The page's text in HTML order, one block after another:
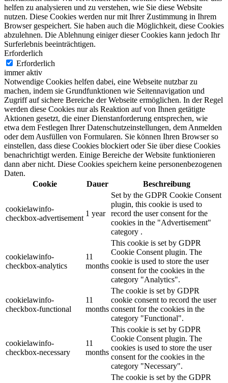
helfen zu analysieren und zu verstehen, wie Sie diese Website
nutzen. Diese Cookies werden nur mit Ihrer Zustimmung in Ihrem
Browser gespeichert. Sie haben auch die Möglichkeit, diese Cookies
abzulehnen. Die Ablehnung einiger dieser Cookies kann jedoch Ihr
Surferlebnis beeinträchtigen.
Erforderlich
Erforderlich
immer aktiv
Notwendige Cookies helfen dabei, eine Webseite nutzbar zu
machen, indem sie Grundfunktionen wie Seitennavigation und
Zugriff auf sichere Bereiche der Webseite ermöglichen. In der Regel
werden diese Cookies nur als Reaktion auf von Ihnen getätigte
Aktionen gesetzt, die einer Dienstanforderung entsprechen, wie
etwa dem Festlegen Ihrer Datenschutzeinstellungen, dem Anmelden
oder dem Ausfüllen von Formularen. Sie können Ihren Browser so
einstellen, dass diese Cookies blockiert oder Sie über diese Cookies
benachrichtigt werden. Einige Bereiche der Website funktionieren
dann aber nicht. Diese Cookies speichern keine personenbezogenen
Daten.
Cookie
Dauer Beschreibung
cookielawinfo-
checkbox-advertisement
1 year
Set by the GDPR Cookie Consent
plugin, this cookie is used to
record the user consent for the
cookies in the "Advertisement"
category .
cookielawinfo-
checkbox-analytics
11
months
This cookie is set by GDPR
Cookie Consent plugin. The
cookie is used to store the user
consent for the cookies in the
category "Analytics".
cookielawinfo-
checkbox-functional
11
months
The cookie is set by GDPR
cookie consent to record the user
consent for the cookies in the
category "Functional".
cookielawinfo-
checkbox-necessary
11
months
This cookie is set by GDPR
Cookie Consent plugin. The
cookies is used to store the user
consent for the cookies in the
category "Necessary".
The cookie is set by the GDPR